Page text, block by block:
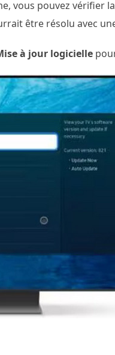
vous pouvez vérifier
être résolu avec
à jour logicielle